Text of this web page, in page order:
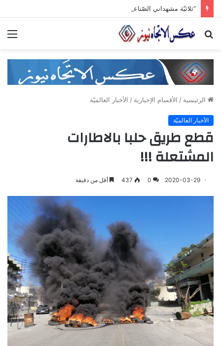
بحث
الرئيسية / الأقسام الإخبارية / الأخبار العالميّة
الأخبار العالميّة
قطع طريق حلبا بالاطارات
المشتعلة !!!
2020-03-29
0
437 أقل من دقيقة